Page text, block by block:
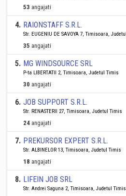
53 angajati
4. RAIONSTAFF S.R.L.
Str. EUGENIU DE SAVOYA 7, Timisoara,
35 angajati
5. MG WINDSOURCE SRL
P-ta LIBERTATII 2, Timisoara, Judetul Timis
30 angajati
6. JOB SUPPORT S.R.L.
Str. RENASTERII 27, Timisoara, Judetul Timis
24 angajati
7. PREKURSOR EXPERT S.R.L.
Str. ALBINELOR 13, Timisoara, Judetul Timis
18 angajati
8. LIFEIN JOB SRL
Str. Andrei Saguna 2, Timisoara, Judetul Timis